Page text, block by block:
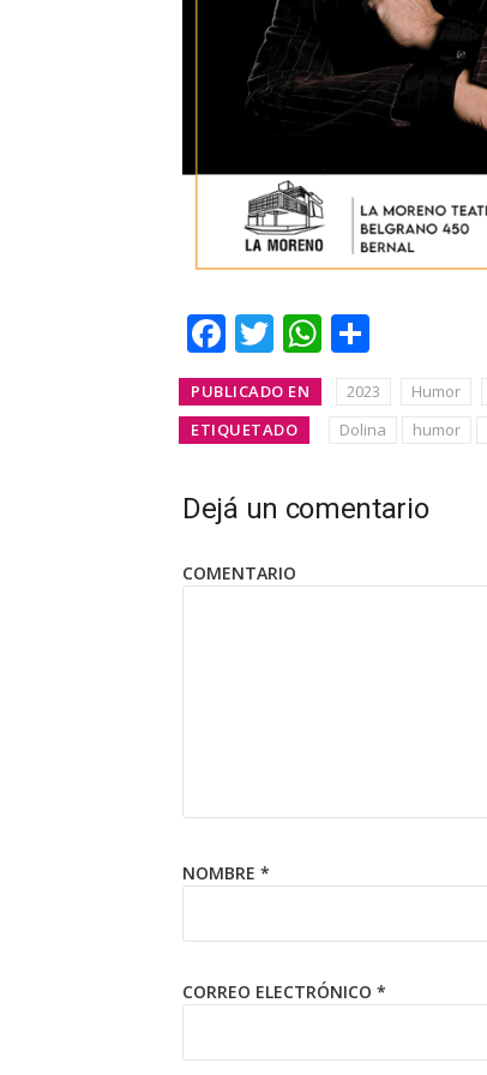
Facebook
TwitterWhatsApp
PUBLICADO EN 2023 Humor
ETIQUETADO
Dolina humor
Dejá un comentario
COMENTARIO
NOMBRE *
CORREO ELECTRÓNICO *